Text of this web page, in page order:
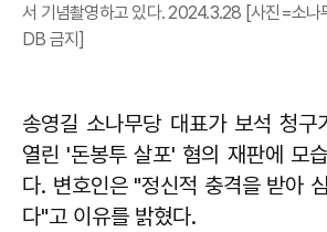
서 기념촬영하고 있다. 2024.3.28 [사진=소나
DB 금지]
송영길 소나무당 대표가 보석 청
열린 '돈봉투 살포' 혐의 재판에 모
다. 변호인은 "정신적 충격을 받아
다"고 이유를 밝혔다.